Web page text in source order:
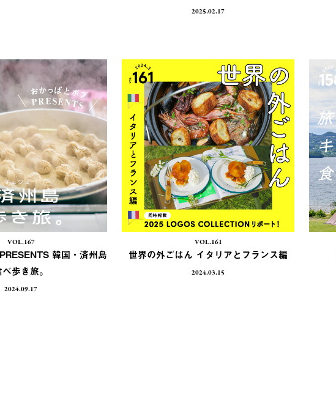
2025.02.17
VOL.167
韓国・済州島
歩き旅。
2024.09.17
VOL.161
世界の外ごはん イタリアとフランス編
2024.03.15